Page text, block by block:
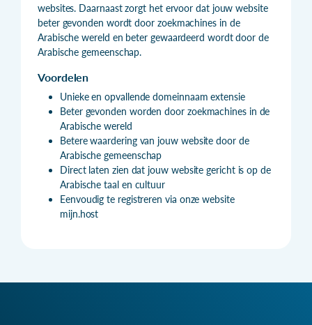
websites. Daarnaast zorgt het ervoor dat jouw website
beter gevonden wordt door zoekmachines in de
Arabische wereld en beter gewaardeerd wordt door de
Arabische gemeenschap.
Voordelen
Unieke en opvallende domeinnaam extensie
Beter gevonden worden door zoekmachines in de
Arabische wereld
Betere waardering van jouw website door de
Arabische gemeenschap
Direct laten zien dat jouw website gericht is op de
Arabische taal en cultuur
Eenvoudig te registreren via onze website
mijn.host